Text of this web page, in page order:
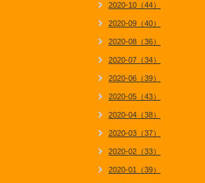
2020-10（44）
2020-09（40）
2020-08（36）
2020-07（34）
2020-06（39）
2020-05（43）
2020-04（38）
2020-03（37）
2020-02（33）
2020-01（39）